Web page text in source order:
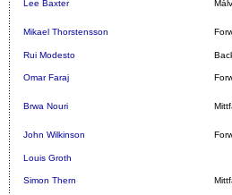
Lee Baxter
Mikael Thorstensson
Rui Modesto
Omar Faraj
Brwa Nouri
John Wilkinson
Louis Groth
Simon Thern